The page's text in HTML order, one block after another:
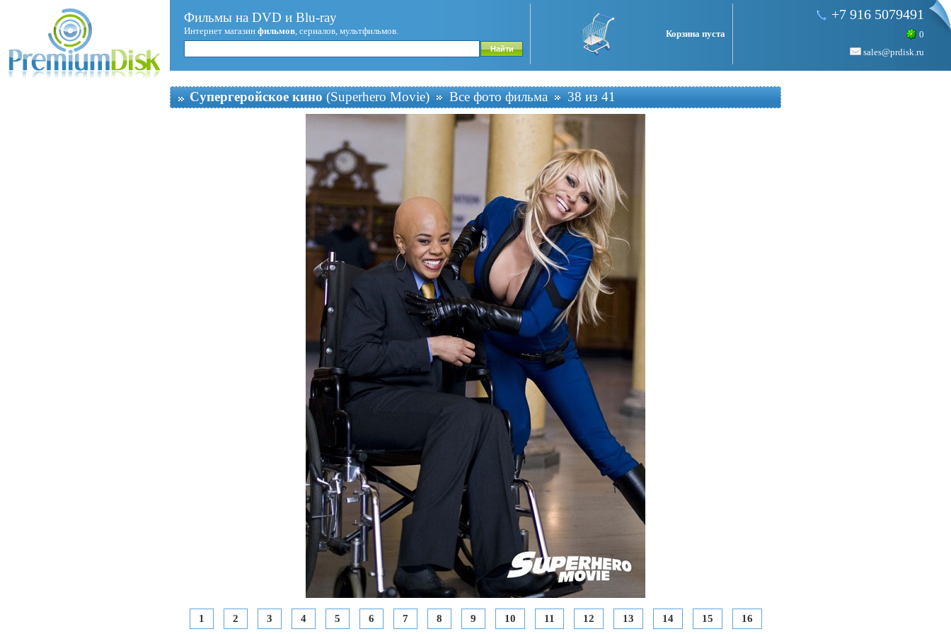
Фильмы на DVD и Blu-ray
Интернет магазин фильмов, сериалов, мультфильмов. Корзина пуста
+7 916 5079491
0
sales@prdisk.ru
Супергеройское кино (Superhero Movie) Все фото фильма 38 из 41
1 2 3 4 5 6 7 8 9 10 11 12 13 14 15 16